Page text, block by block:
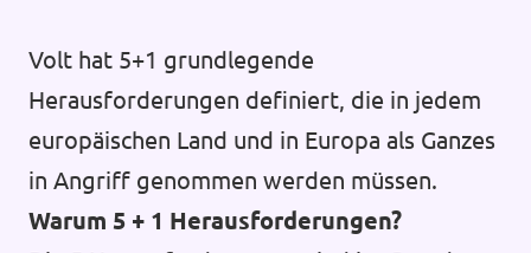
Volt hat 5+1 grundlegende
Herausforderungen definiert, die in jedem
europäischen Land und in Europa als Ganzes
in Angriff genommen werden müssen.
Warum 5 + 1 Herausforderungen?